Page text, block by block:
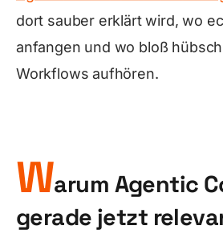
dort sauber erklärt wird, wo
anfangen und wo bloß
Workflows aufhören.
Warum Agentic
gerade jetzt